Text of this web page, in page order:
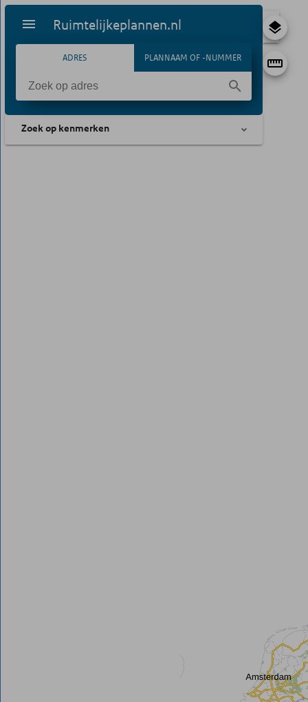
Ruimtelijkeplannen.nl
ADRES PLANNAAM OF -NUMMER
Zoek op kenmerken